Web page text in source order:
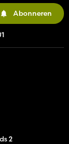
Abonneren
2